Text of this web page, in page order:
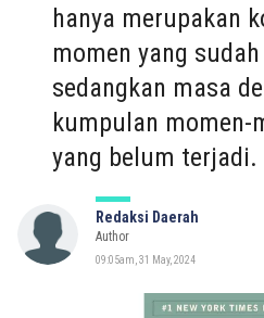
hanya merupakan
momen yang
sedangkan masa
kumpulan momen-
yang belum terjadi.
Redaksi Daerah
Author
09:05am, 31 May, 2024